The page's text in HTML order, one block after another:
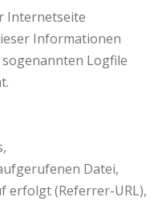
Internetseite
Informationen
Logfile
Datei,
erfolgt (Referrer-URL),